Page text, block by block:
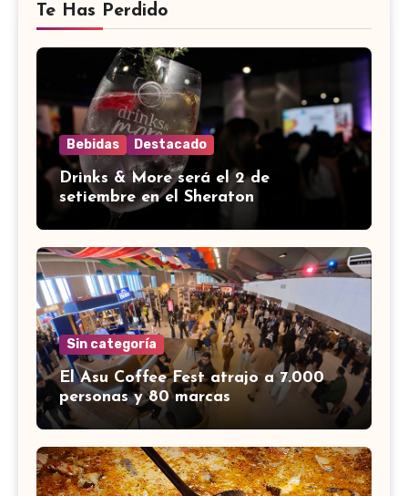
Te Has Perdido
Bebidas Destacado
Drinks & More será el 2 de
setiembre en el Sheraton
Sin categoría
El Asu Coffee Fest atrajo a 7.000
personas y 80 marcas